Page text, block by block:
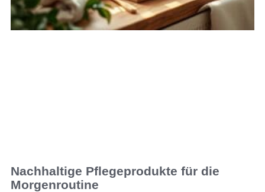
Nachhaltige Pflegeprodukte für die
Morgenroutine